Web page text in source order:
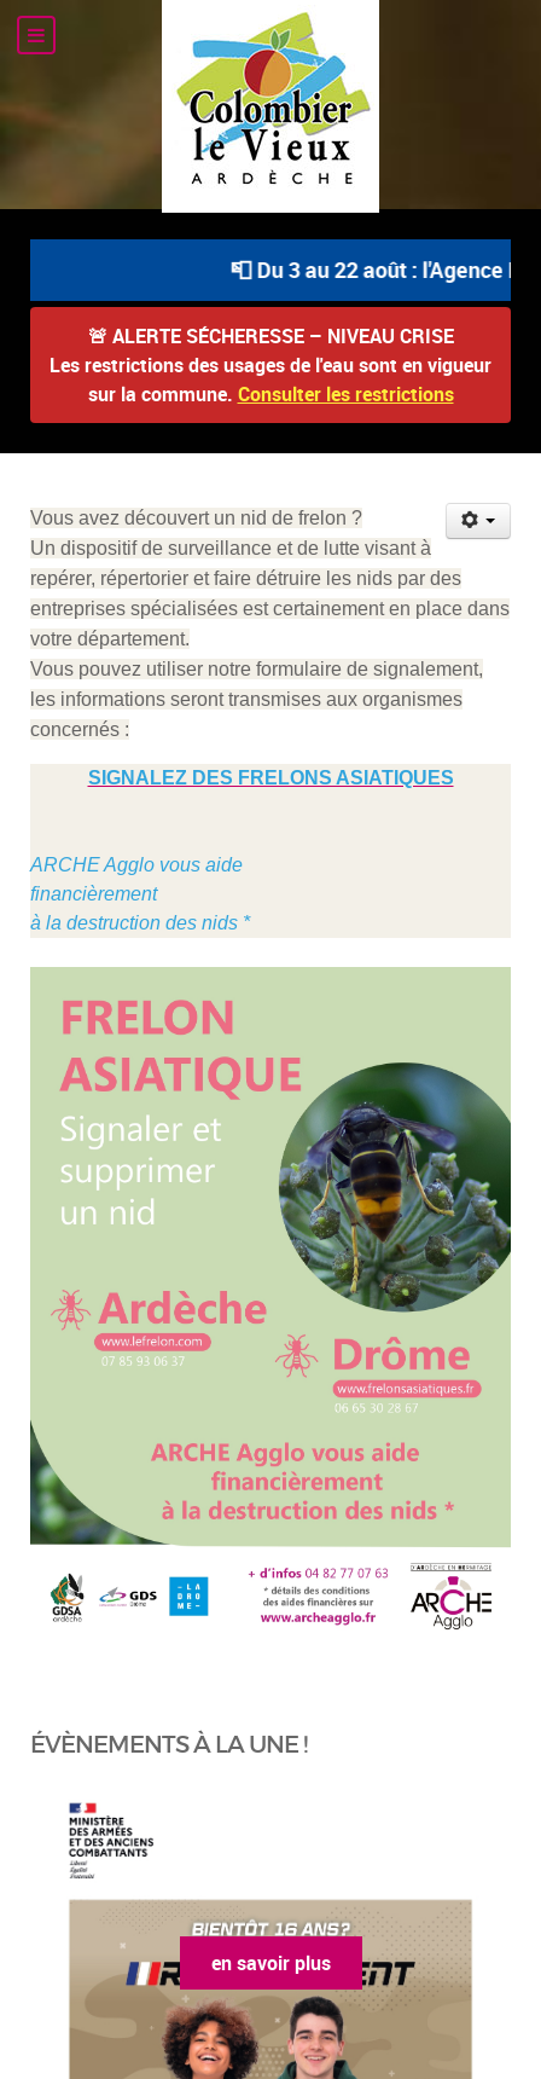
📮 Du 3 au 22 août : l'Agence
🚨 ALERTE SÉCHERESSE – NIVEAU CRISE
Les restrictions des usages de l'eau sont en vigueur
sur la commune. Consulter les restrictions
Vous avez découvert un nid de frelon ?
Un dispositif de surveillance et de lutte visant à
repérer, répertorier et faire détruire les nids par des
entreprises spécialisées est certainement en place dans
votre département.
Vous pouvez utiliser notre formulaire de signalement,
les informations seront transmises aux organismes
concernés :
SIGNALEZ DES FRELONS ASIATIQUES
ARCHE Agglo vous aide
financièrement
à la destruction des nids *
ÉVÈNEMENTS À LA UNE !
en savoir plus